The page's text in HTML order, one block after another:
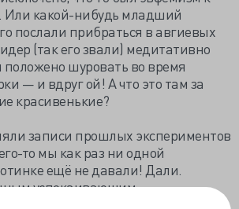
Или какой-нибудь младший
послали прибраться в авгиевых
(так его звали) медитативно
шуровать во время
— и вдруг ой! А что это там за
красивенькие?
записи прошлых экспериментов
то мы как раз ни одной
ещё не давали! Дали.
успокаивающим,
(не спрашивайте, как его